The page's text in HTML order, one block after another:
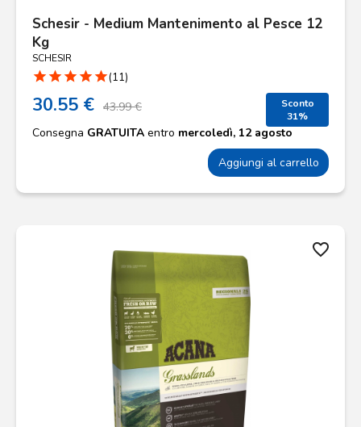
Schesir - Medium Mantenimento al Pesce 12
Kg
SCHESIR
star star star star star(11)
30.55 € 43.99 €
Sconto
31%
Consegna GRATUITA entro mercoledì, 12 agosto
Aggiungi al carrello
favorite_border